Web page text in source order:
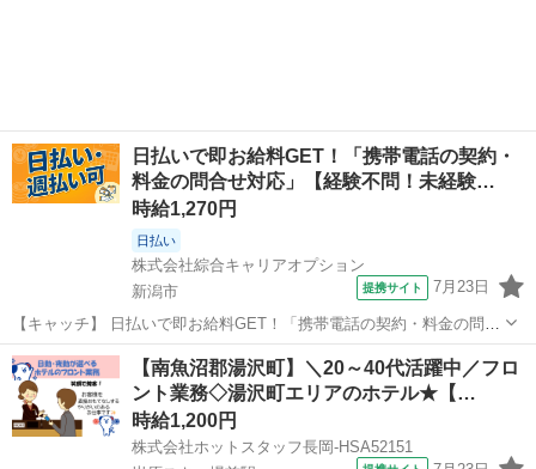
日払いで即お給料GET！「携帯電話の契約・
料金の問合せ対応」【経験不問！未経験…
時給1,270円
日払い
株式会社綜合キャリアオプション
新潟市
提携サイト 7月23日
【キャッチ】 日払いで即お給料GET！「携帯電話の契約・料金の問合
せ対応」【経験不問！未経験◎】研修あり！女性も活躍中×優しい職場
☆ウレシイ残業ほぼナシ♪高時給1270円！ 【コメント】 弊社なら事前
の職場見学が多数！お仕...
新潟 新潟市 その他
【南魚沼郡湯沢町】＼20～40代活躍中／フロ
ント業務◇湯沢町エリアのホテル★【…
時給1,200円
株式会社ホットスタッフ長岡-HSA52151